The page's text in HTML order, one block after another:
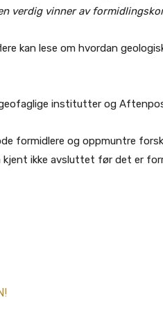
verdig vinner av
kan lese om hvordan
institutter og
formidlere og oppmuntre
ikke avsluttet før det er